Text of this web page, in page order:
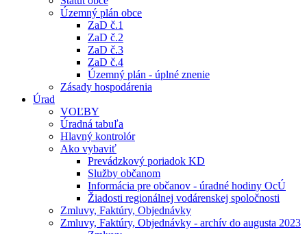
Územný plán obce
ZaD č.1
ZaD č.2
ZaD č.3
ZaD č.4
Územný plán - úplné znenie
Zásady hospodárenia
Úrad
VOĽBY
Úradná tabuľa
Hlavný kontrolór
Ako vybaviť
Prevádzkový poriadok KD
Služby občanom
Informácia pre občanov - úradné hodiny OcÚ
Žiadosti regionálnej vodárenskej spoločnosti
Zmluvy, Faktúry, Objednávky
Zmluvy, Faktúry, Objednávky - archív do augusta 2023